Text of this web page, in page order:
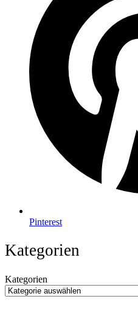
Pinterest
Kategorien
Kategorien